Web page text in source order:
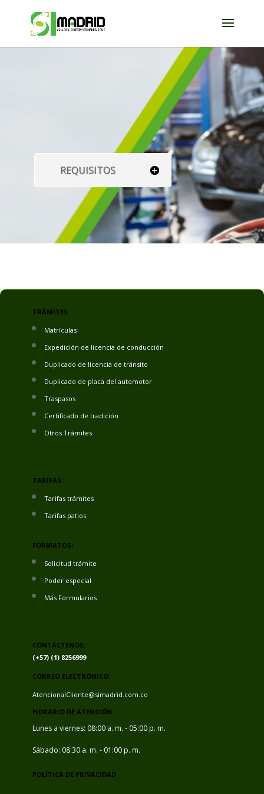
REQUISITOS
TRÁMITES:
Matrículas
Expedición de licencia de conducción
Duplicado de licencia de tránsito
Duplicado de placa del automotor
Traspasos
Certificado de tradición
Otros Trámites
TARIFAS:
Tarifas trámites
Tarifas patios
FORMATOS:
Solicitud trámite
Poder especial
Más Formularios
CONTÁCTENOS:
(+57) (1) 8256999
CORREO ELECTRÓNICO:
AtencionalCliente@simadrid.com.co
HORARIO DE ATENCIÓN:
Lunes a viernes: 08:00 a. m. - 05:00 p. m.
Sábado: 08:30 a. m. - 01:00 p. m.
POLÍTICA DE PRIVACIDAD